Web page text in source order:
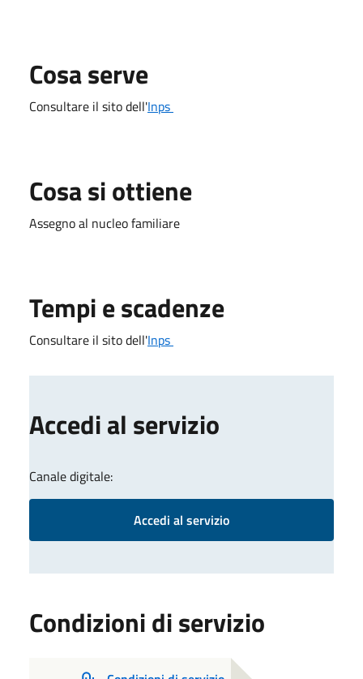
Cosa serve
Consultare il sito dell'Inps
Cosa si ottiene
Assegno al nucleo familiare
Tempi e scadenze
Consultare il sito dell'Inps
Accedi al servizio
Canale digitale:
Accedi al servizio
Condizioni di servizio